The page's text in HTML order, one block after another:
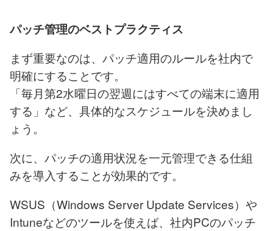
パッチ管理のベストプラクティス
まず重要なのは、パッチ適用のルールを社内で
明確にすることです。
「毎月第2水曜日の翌週にはすべての端末に適用
する」など、具体的なスケジュールを決めまし
ょう。
次に、パッチの適用状況を一元管理できる仕組
みを導入することが効果的です。
WSUS（Windows Server Update Services）や
Intuneなどのツールを使えば、社内PCのパッチ